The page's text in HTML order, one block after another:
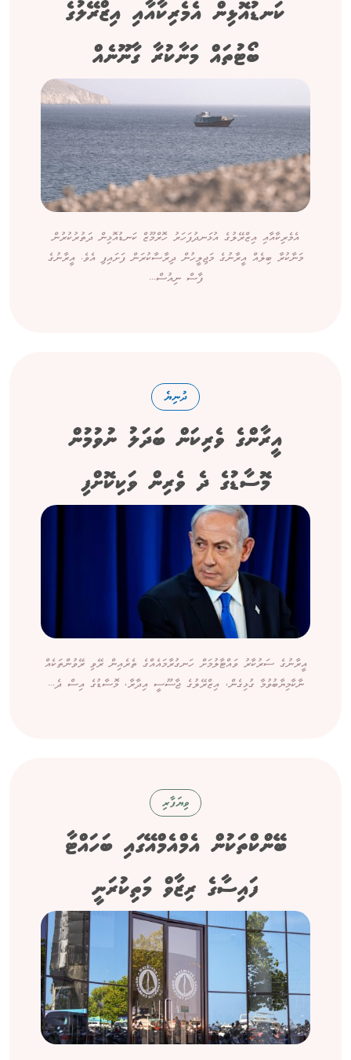
ކަނޑުއޮޅިން އެމެރިކާއާއި އިޒްރޭލުގެ
ބޯޓުތައް މަނާކުރާ ގާނޫނެއް
އެމެރިކާއާއި އިޒްރޭލުގެ އުޅަނދުފަހަރު ހޮރްމޫޒް ކަނޑުއޮޅިން ދަތުރުކުރުން
މަނާކުރާ ބިލެއް އީރާނުގެ މަޖިލީހުން ދިރާސާކުރަން ފަށައިފި އެވެ. އީރާނުގެ
ފާސް ނިއުސް...
ދުނިޔެ
އީރާންގެ ވެރިކަން ބަދަލު ނުވުމުން
މޮސާޑުގެ ދެ ވެރިން ވަކިކޮށްފި
އީރާނުގެ ސަރުކާރު ވައްޓާލުމަށް ހަނގުރާމައެއްގެ ތެރެއިން ރޭވި ރޭވުންތަކެއް
ނާކާމިޔާބުވުމާ ގުޅިގެން، އިޒްރޭލުގެ ޖާސޫސީ އިދާރާ، މޮސާޑުގެ އިސް ދެ...
ވިޔަފާރި
ބޭންކްތަކުން އެމްއެމްއޭގައި ބަހައްޓާ
ފައިސާގެ ރިޒާވް މަތިކުރަނީ